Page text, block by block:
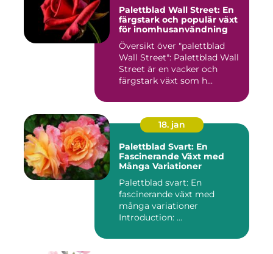
Palettblad Wall Street: En
färgstark och populär växt
för inomhusanvändning
Översikt över "palettblad
Wall Street": Palettblad Wall
Street är en vacker och
färgstark växt som h...
18. jan
Palettblad Svart: En
Fascinerande Växt med
Många Variationer
Palettblad svart: En
fascinerande växt med
många variationer
Introduction: ...